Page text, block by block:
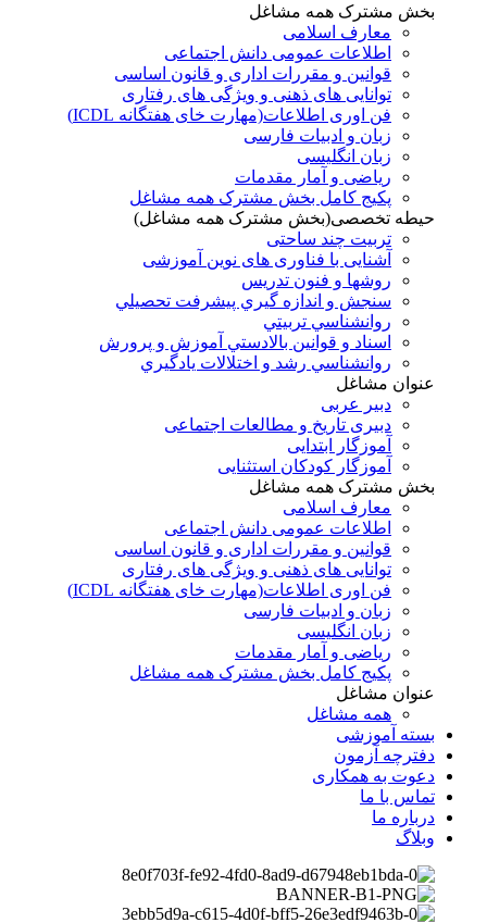
بخش مشترک همه مشاغل
معارف اسلامی
اطلاعات عمومی دانش اجتماعی
قوانین و مقررات اداری و قانون اساسی
توانایی های ذهنی و ویژگی های رفتاری
فن اوری اطلاعات(مهارت خای هفتگانه ICDL)
زبان و ادبیات فارسی
زبان انگلیسی
ریاضی و آمار مقدمات
پکیج کامل بخش مشترک همه مشاغل
حیطه تخصصی(بخش مشترک همه مشاغل)
تربیت چند ساحتی
آشنایی با فناوری های نوین آموزشی
روشها و فنون تدريس
سنجش و اندازه گيري پيشرفت تحصيلي
روانشناسي تربيتي
اسناد و قوانين بالادستي آموزش و پرورش
روانشناسي رشد و اختلالات يادگيري
عنوان مشاغل
دبير عربی
دبیری تاریخ و مطالعات اجتماعی
آموزگار ابتدایی
آموزگار کودکان استثنایی
بخش مشترک همه مشاغل
معارف اسلامی
اطلاعات عمومی دانش اجتماعی
قوانین و مقررات اداری و قانون اساسی
توانایی های ذهنی و ویژگی های رفتاری
فن اوری اطلاعات(مهارت خای هفتگانه ICDL)
زبان و ادبیات فارسی
زبان انگلیسی
ریاضی و آمار مقدمات
پکیج کامل بخش مشترک همه مشاغل
عنوان مشاغل
همه مشاغل
بسته آموزشی
دفترچه آزمون
دعوت به همکاری
تماس با ما
درباره ما
وبلاگ